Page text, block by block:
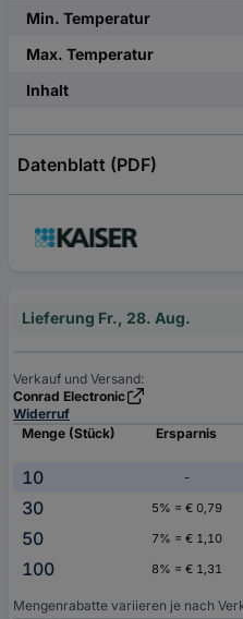
Min. Temperatur
Max. Temperatur
Inhalt
Datenblatt (PDF)
Lieferung Fr., 28. Aug.
Verkauf und Versand:
Conrad Electronic
Widerruf
Menge (Stück)
Ersparnis
10 -
30
5% = € 0,79
50
7% = € 1,10
100
8% = € 1,31
Mengenrabatte variieren je nach